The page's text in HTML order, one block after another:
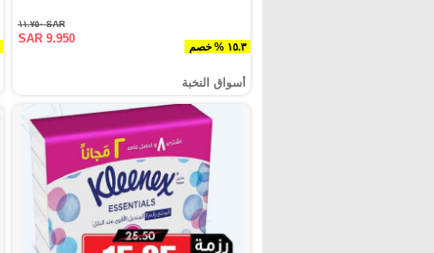
١٥.٣ % خصم
SAR ١١.٧٥٠
SAR 9.950
أسواق النخبة